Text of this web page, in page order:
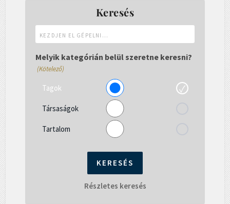
Keresés
el
gépelni...
Melyik kategórián belül szeretne keresni?
(Kötelező)
Tagok
Társaságok
Tartalom
Részletes keresés